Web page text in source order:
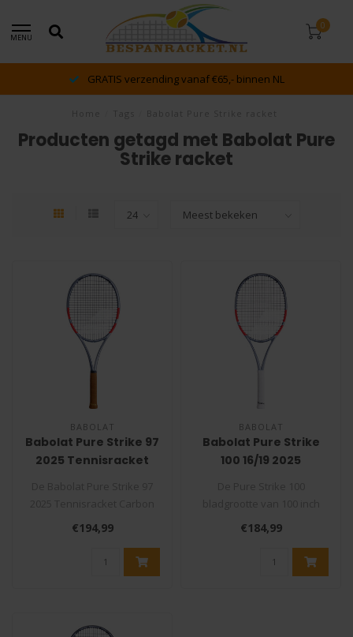
MENU
0
GRATIS verzending vanaf €65,- binnen NL
Producten getagd met Babolat Pure
Strike racket
BABOLAT
Babolat Pure Strike 97
2025 Tennisracket
Grey is de opvolger van de
Pu..
€194,99
BABOLAT
Babolat Pure Strike
100 16/19 2025
(645 cm²) en in combinatie
met een ..
€184,99